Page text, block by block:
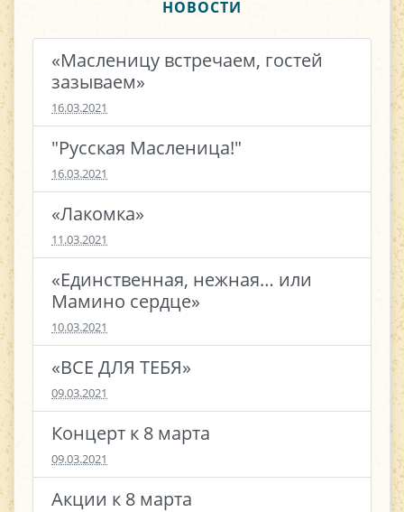
НОВОСТИ
«Масленицу встречаем, гостей
зазываем»
16.03.2021
"Русская Масленица!"
16.03.2021
«Лакомка»
11.03.2021
«Единственная, нежная… или
Мамино сердце»
10.03.2021
«ВСЕ ДЛЯ ТЕБЯ»
09.03.2021
Концерт к 8 марта
09.03.2021
Акции к 8 марта